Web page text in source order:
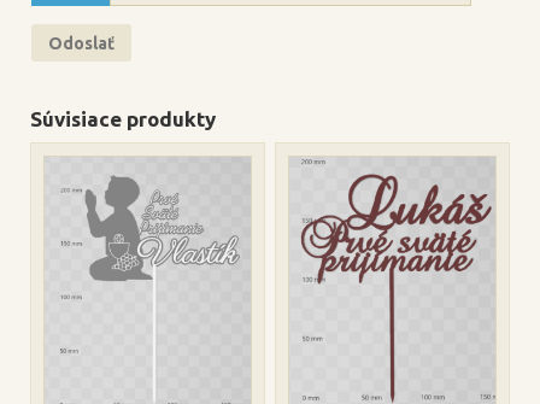
Súvisiace produkty